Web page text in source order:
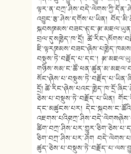
འབྱུང་རྩ་ཤེས་དགོས་པ་ཡིན།
བྲལ་དུས༼ཁྱེད་ཁ་དྲོ། ཚེ་རིང་༽
བསྡུས་ཏེ་བརྗོད་པ་དང་།
དྲོ།
ཅེས་པ་བསྡུས་ཏེ་བརྗོད་པ་ཡིན།
དང་མཚུངས་པར།
ཅིག་བཀྲ་ཤིས་པར་ཤོག